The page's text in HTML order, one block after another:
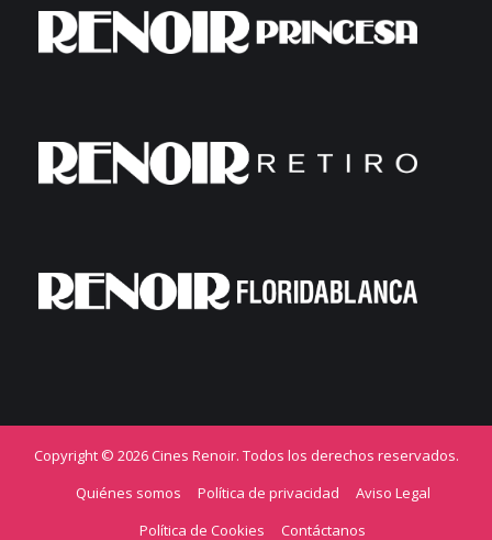
Copyright © 2026 Cines Renoir. Todos los derechos reservados.
Quiénes somos
Política de privacidad
Aviso Legal
Política de Cookies
Contáctanos